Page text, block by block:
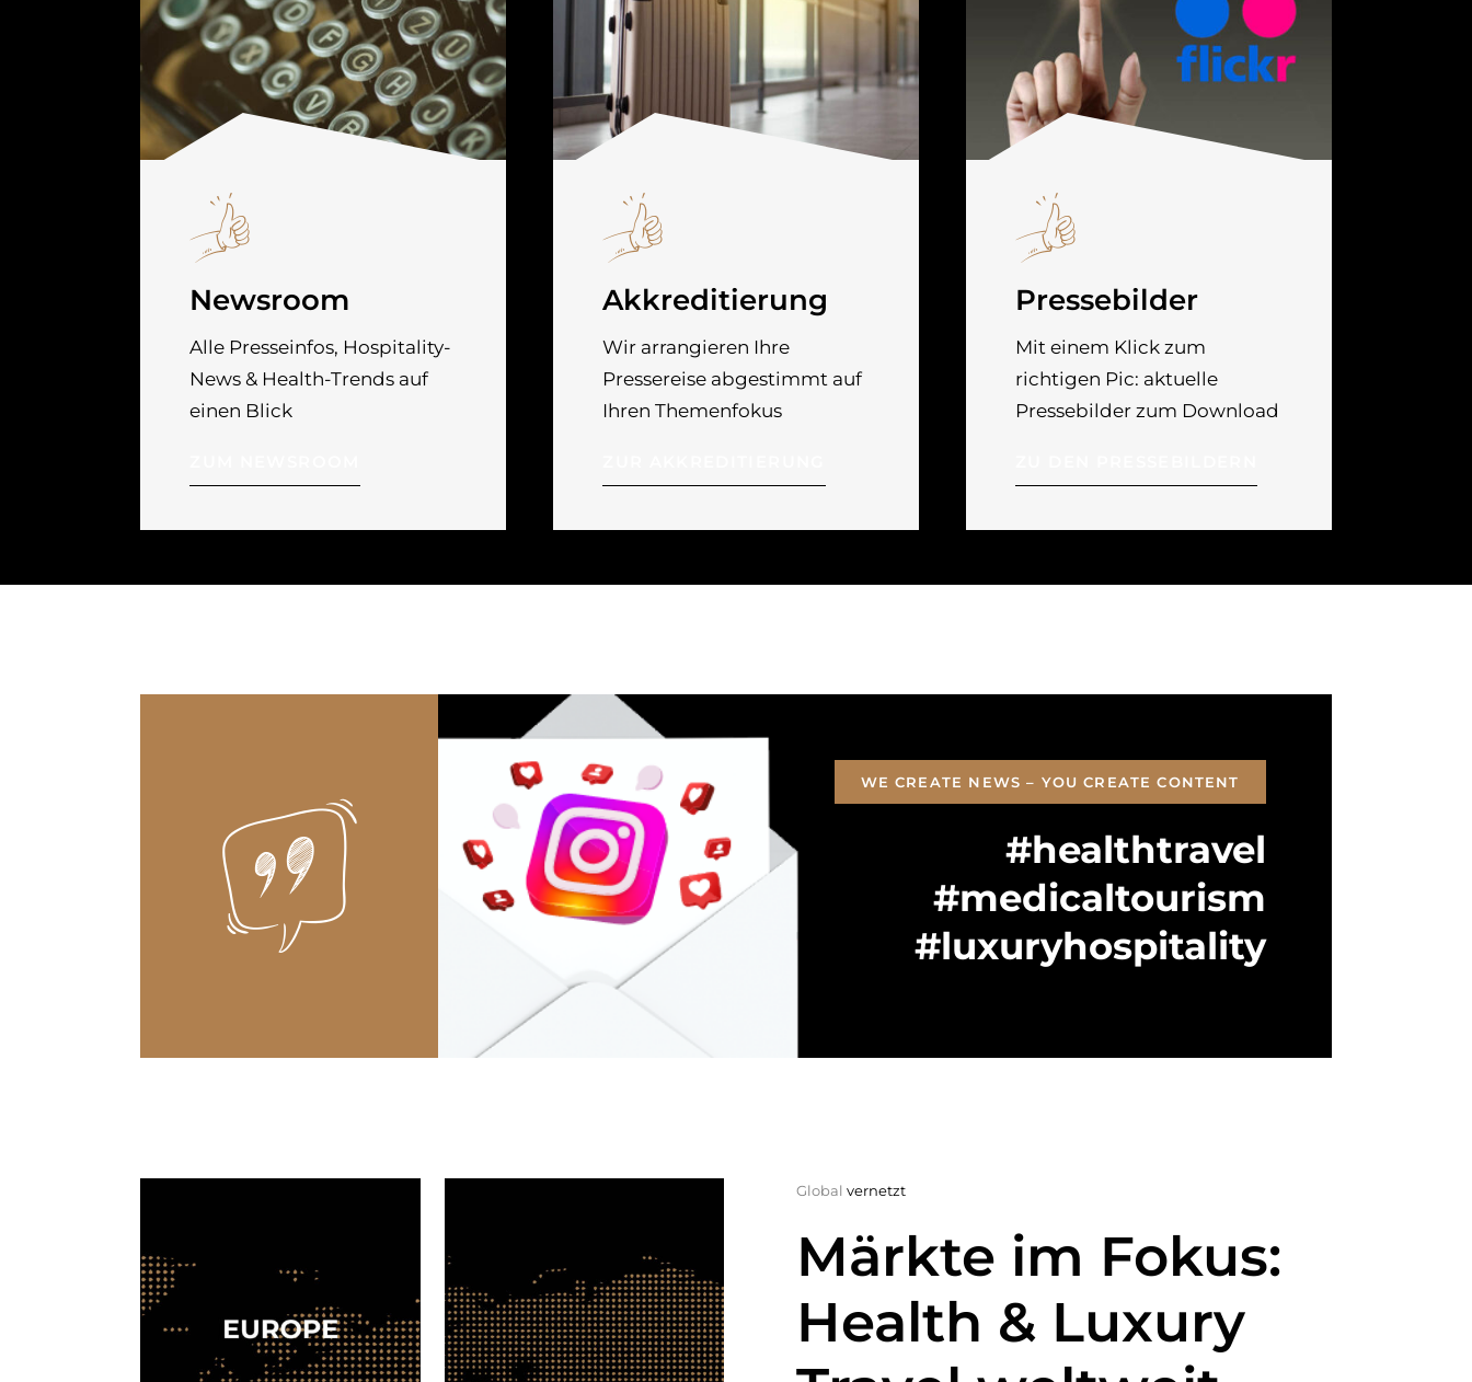
Newsroom
Alle Presseinfos, Hospitality-
News & Health-Trends auf
einen Blick
Akkreditierung
Wir arrangieren Ihre
Pressereise abgestimmt auf
Ihren Themenfokus
Pressebilder
Mit einem Klick zum
richtigen Pic: aktuelle
Pressebilder zum Download
WE CREATE NEWS – YOU CREATE CONTENT
#healthtravel
#medicaltourism
#luxuryhospitality
Globalvernetzt
Märkte im Fokus:
Health & Luxury